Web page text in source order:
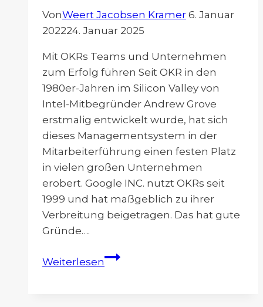
VonWeert Jacobsen Kramer 6. Januar
202224. Januar 2025
Mit OKRs Teams und Unternehmen
zum Erfolg führen Seit OKR in den
1980er-Jahren im Silicon Valley von
Intel-Mitbegründer Andrew Grove
erstmalig entwickelt wurde, hat sich
dieses Managementsystem in der
Mitarbeiterführung einen festen Platz
in vielen großen Unternehmen
erobert. Google INC. nutzt OKRs seit
1999 und hat maßgeblich zu ihrer
Verbreitung beigetragen. Das hat gute
Gründe….
WeiterlesenOKR